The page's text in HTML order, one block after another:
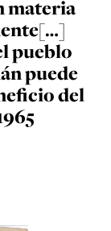
materia
pueblo
puede
del